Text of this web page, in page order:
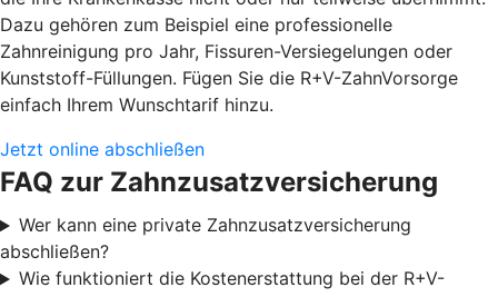
Dazu gehören zum Beispiel eine professionelle
Zahnreinigung pro Jahr, Fissuren-Versiegelungen oder
Kunststoff-Füllungen. Fügen Sie die R+V-ZahnVorsorge
einfach Ihrem Wunschtarif hinzu.
Jetzt online abschließen
FAQ zur Zahnzusatzversicherung
Wer kann eine private Zahnzusatzversicherung
abschließen?
Wie funktioniert die Kostenerstattung bei der R+V-